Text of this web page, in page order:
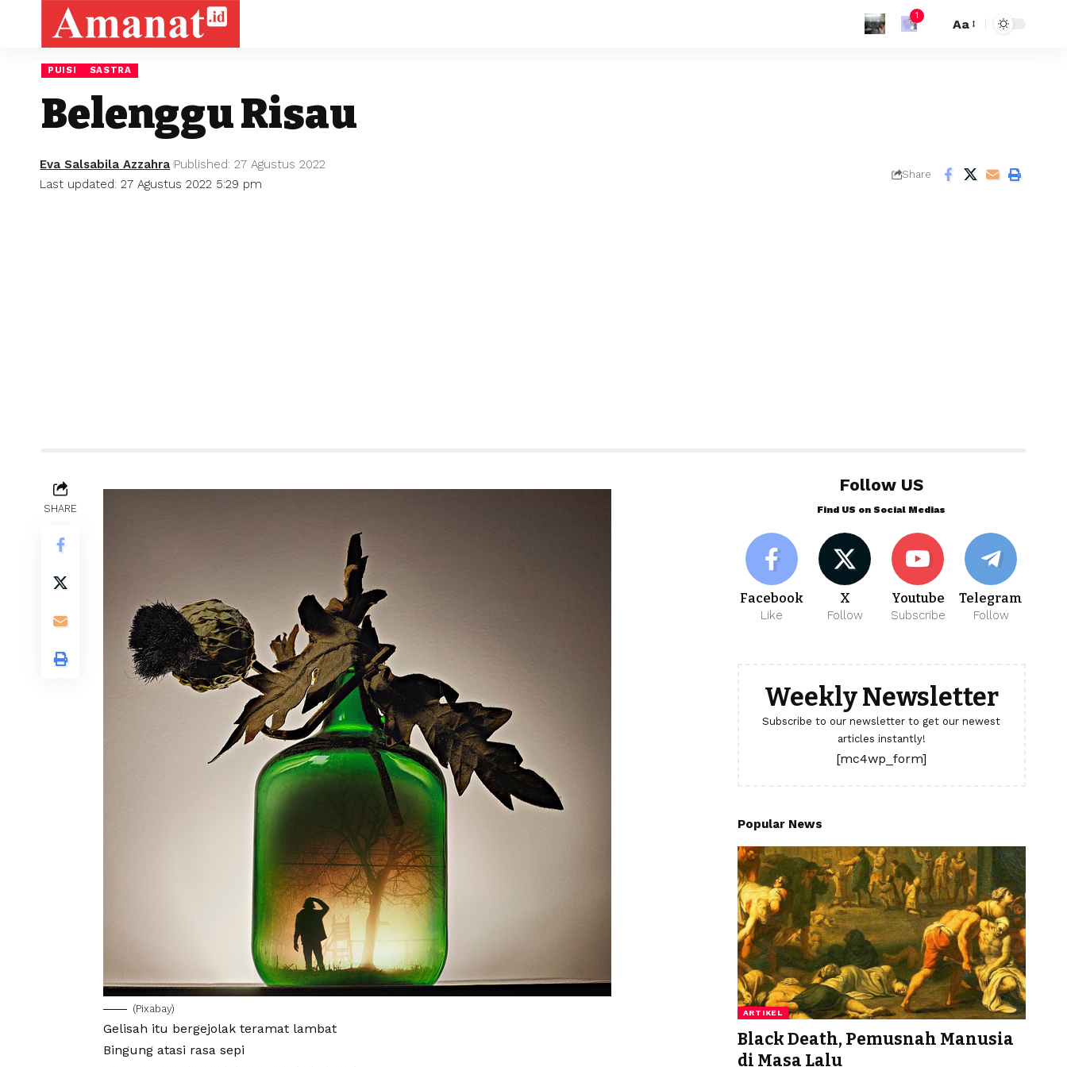
1
Aa
PUISI SASTRA
Belenggu Risau
Last updated: 27 Agustus 2022 5:29 pm
Eva Salsabila Azzahra Published: 27 Agustus 2022
Share
SHARE
(Pixabay)
Gelisah itu bergejolak teramat lambat
Bingung atasi rasa sepi
Follow US
Find US on Social Medias
Facebook
Like
X
Follow
Youtube
Subscribe
Telegram
Follow
Weekly Newsletter
Subscribe to our newsletter to get our newest
articles instantly!
[mc4wp_form]
Popular News
ARTIKEL
Black Death, Pemusnah Manusia
di Masa Lalu